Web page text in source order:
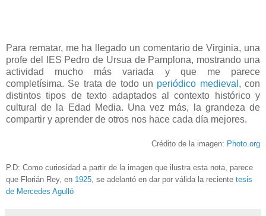
Para rematar, me ha llegado un comentario de Virginia, una
profe del IES Pedro de Ursua de Pamplona, mostrando una
actividad mucho más variada y que me parece
completísima. Se trata de todo un periódico medieval , con
distintos tipos de texto adaptados al contexto histórico y
cultural de la Edad Media. Una vez más, la grandeza de
compartir y aprender de otros nos hace cada día mejores.
Crédito de la imagen: Photo.org
P.D: Como curiosidad a partir de la imagen que ilustra esta nota, parece
que Florián Rey, en 1925 , se adelantó en dar por válida la reciente tesis
de Mercedes Agulló